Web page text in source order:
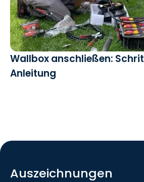
Wallbox anschließen:
Anleitung
Auszeichnungen